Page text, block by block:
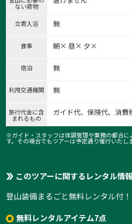
ない荷物
立寄入浴 無
食事 朝× 昼× 夕×
宿泊 無
利用交通機関 無
旅行代金に含
まれるもの
ガイド代、保険代、消費
※ガイド・スタッフは体調管理や業務の都合に
す。その場合でもツアーは予定通り催行いたし
このツアーに関するレンタル情報
登山装備まるごと無料レンタル付
無料レンタルアイテム7点